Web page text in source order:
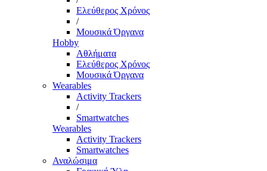
Ελεύθερος Χρόνος
/
Μουσικά Όργανα
Hobby
Αθλήματα
Ελεύθερος Χρόνος
Μουσικά Όργανα
Wearables
Activity Trackers
/
Smartwatches
Wearables
Activity Trackers
Smartwatches
Αναλώσιμα